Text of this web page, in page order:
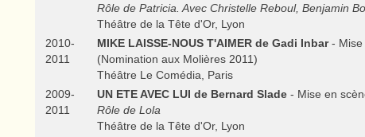
Rôle de Patricia. Avec Christelle Reboul, Benjamin
Théâtre de la Tête d'Or, Lyon
2010-
2011
MIKE LAISSE-NOUS T'AIMER de Gadi Inbar- Mise
(Nomination aux Molières 2011)
Théâtre Le Comédia, Paris
2009-
2011
UN ETE AVEC LUI de Bernard Slade - Mise en
Rôle de Lola
Théâtre de la Tête d'Or, Lyon